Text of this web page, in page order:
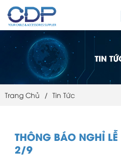
Trang Chủ / Tin Tức
THÔNG BÁO NGHỈ
2/9